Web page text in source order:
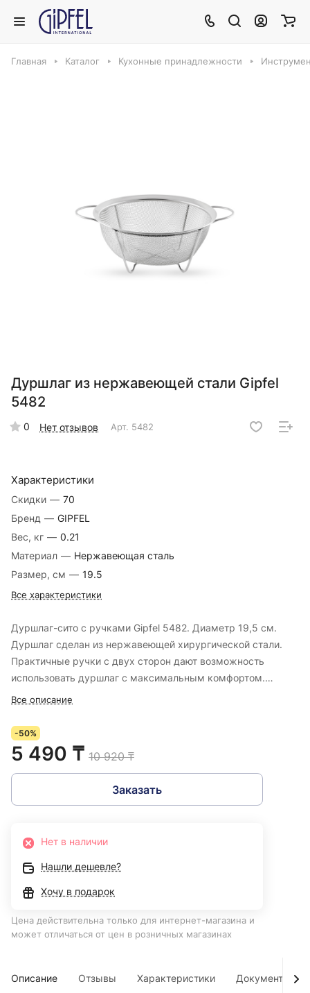
Главная Каталог Кухонные принадлежности
Дуршлаг из нержавеющей стали Gipfel
5482
0 Нет отзывов Арт. 5482
Характеристики
Скидки — 70
Бренд — GIPFEL
Вес, кг — 0.21
Материал — Нержавеющая сталь
Размер, см — 19.5
Все характеристики
Дуршлаг-сито с ручками Gipfel 5482. Диаметр 19,5 см.
Дуршлаг сделан из нержавеющей хирургической стали.
Практичные ручки с двух сторон дают возможность
использовать дуршлаг с максимальным комфортом.
Наличие ножек исключает необходимость держать
процеживаемый продукт. Не подвержен воздействию
ржавчины и коррозии. Прост в эксплуатации, легко
моется. Экологически безопасен. Устойчив к посторонним
запахам.
Все описание
-50%
5 490 ₸ 10 920 ₸
Заказать
Нет в наличии
Нашли дешевле?
Хочу в подарок
Цена действительна только для интернет-магазина и
может отличаться от цен в розничных магазинах
Описание Отзывы Характеристики Документы